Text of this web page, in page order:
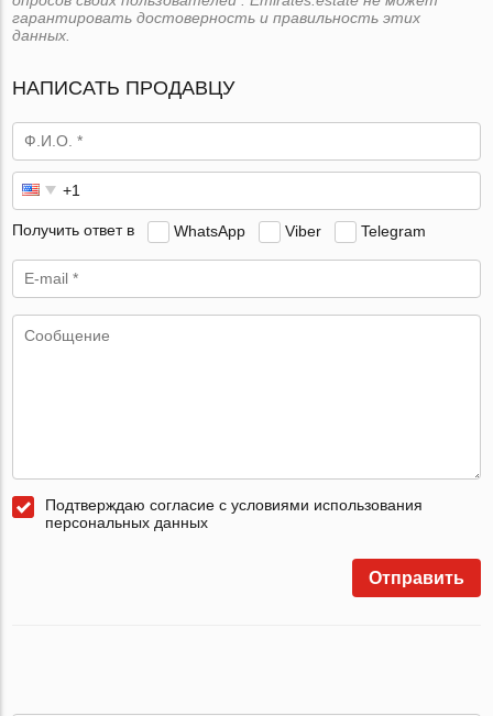
гарантировать достоверность и правильность этих
данных.
НАПИСАТЬ ПРОДАВЦУ
Получить ответ в WhatsApp Viber Telegram
Подтверждаю согласие с условиями использования
персональных данных
Отправить